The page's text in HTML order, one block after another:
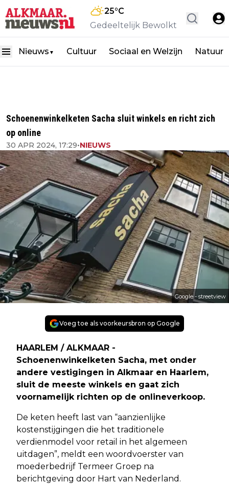
25°C
Gedeeltelijk Bewolkt
Nieuws ▼ Cultuur Sociaal en Welzijn Natuur
Schoenenwinkelketen Sacha sluit winkels en richt zich
op online
30 APR 2024, 17:29•NIEUWS
Google - streetview
Voeg toe als voorkeursbron op Google
HAARLEM / ALKMAAR -
Schoenenwinkelketen Sacha, met onder
andere vestigingen in Alkmaar en Haarlem,
sluit de meeste winkels en gaat zich
voornamelijk richten op de onlineverkoop.
De keten heeft last van “aanzienlijke
kostenstijgingen die het traditionele
verdienmodel voor retail in het algemeen
uitdagen”, meldt een woordvoerster van
moederbedrijf Termeer Groep na
berichtgeving door Hart van Nederland.